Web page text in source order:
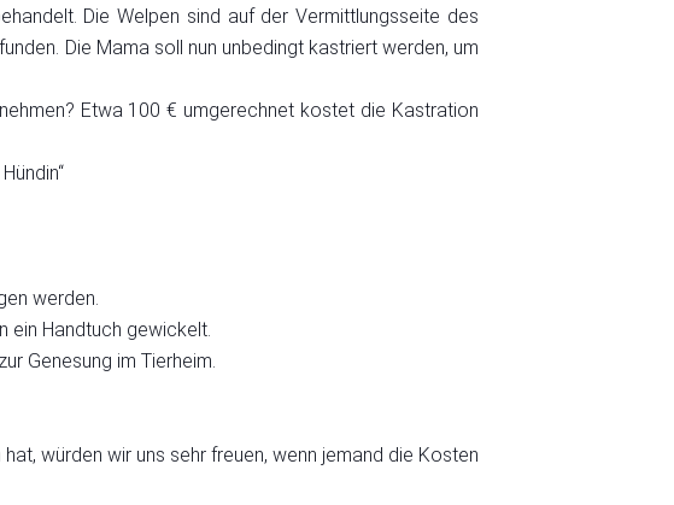
Die Welpen sind auf der Vermittlungsseite des
Die Mama soll nun unbedingt kastriert werden, um
Etwa 100 € umgerechnet kostet die Kastration
werden.
ein Handtuch gewickelt.
Genesung im Tierheim.
würden wir uns sehr freuen, wenn jemand die Kosten